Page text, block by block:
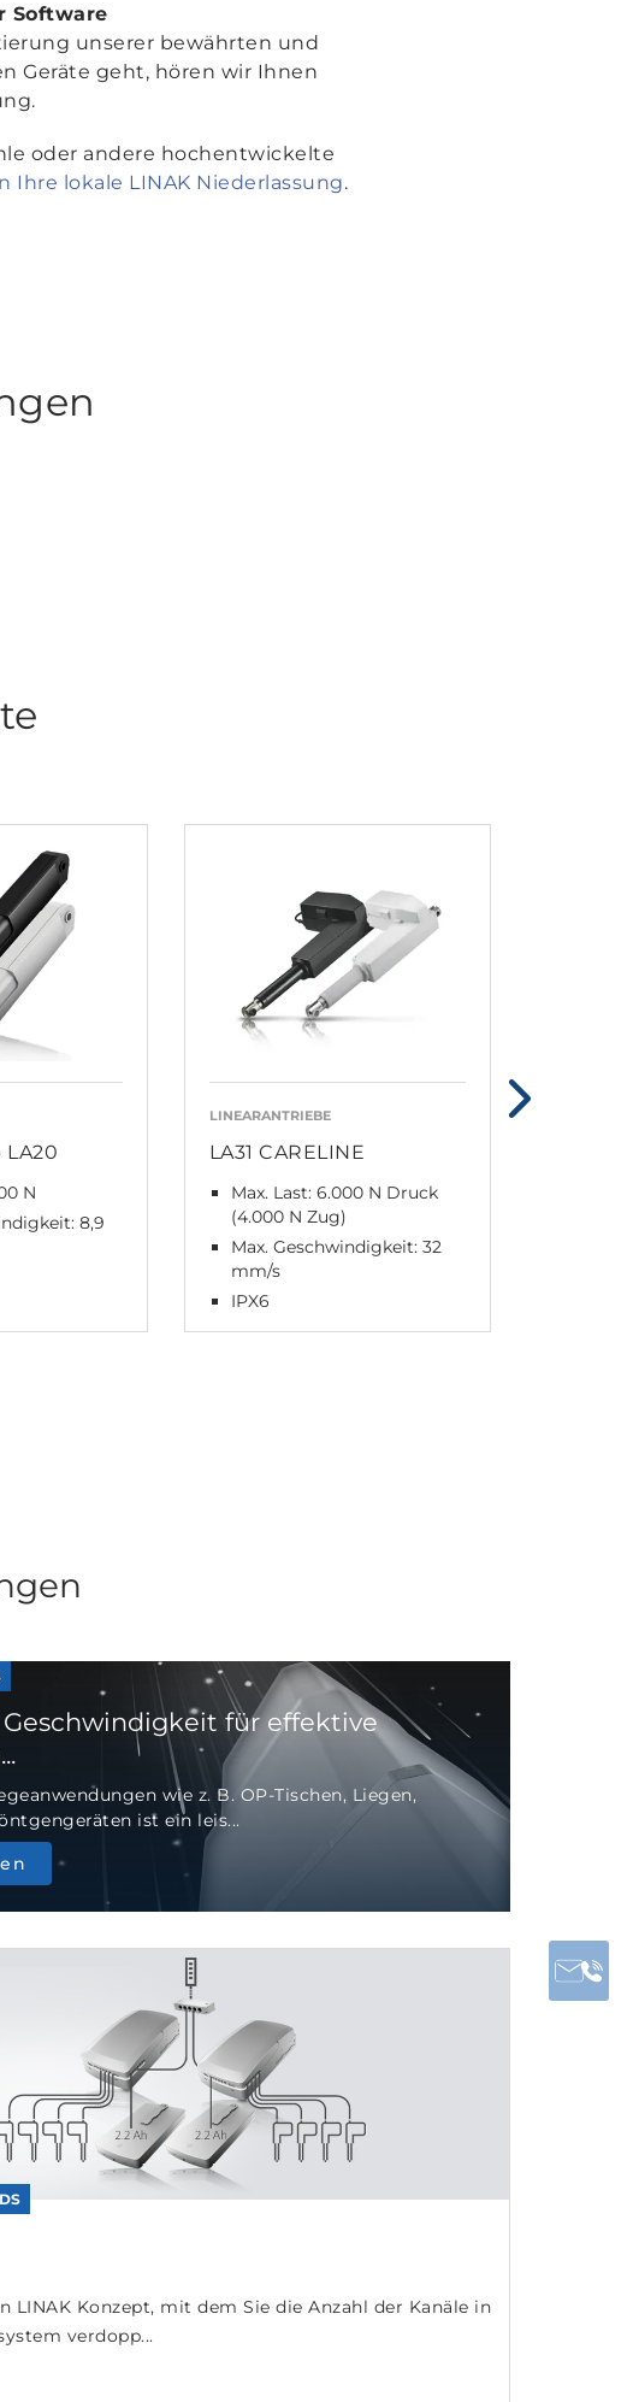
Software
unserer bewährten und
Geräte geht, hören wir Ihnen
oder andere hochentwickelte
Ihre lokale LINAK Niederlassung.
N
8,9
LINEARANTRIEBE
LA31 CARELINE
Max. Last: 6.000 N Druck
(4.000 N Zug)
Max. Geschwindigkeit: 32
mm/s
IPX6
für effektive
wie z. B. OP-Tischen, Liegen,
ist ein leis...
LINAK Konzept, mit dem Sie die Anzahl der Kanäle in
verdopp...